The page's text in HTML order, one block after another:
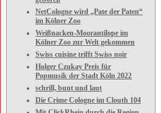
NetCologne wird „Pate der Paten“
im Kölner Zoo
Weißnacken-Moorantilope im
Kölner Zoo zur Welt gekommen
Swiss cuisine trifft Swiss noir
Holger Czukay Preis für
Popmusik der Stadt Köln 2022
schrill, bunt und laut
Die Crime Cologne im Clouth 104